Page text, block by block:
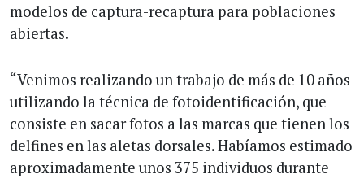
modelos de captura-recaptura para poblaciones
abiertas.
“Venimos realizando un trabajo de más de 10 años
utilizando la técnica de fotoidentificación, que
consiste en sacar fotos a las marcas que tienen los
delfines en las aletas dorsales. Habíamos estimado
aproximadamente unos 375 individuos durante